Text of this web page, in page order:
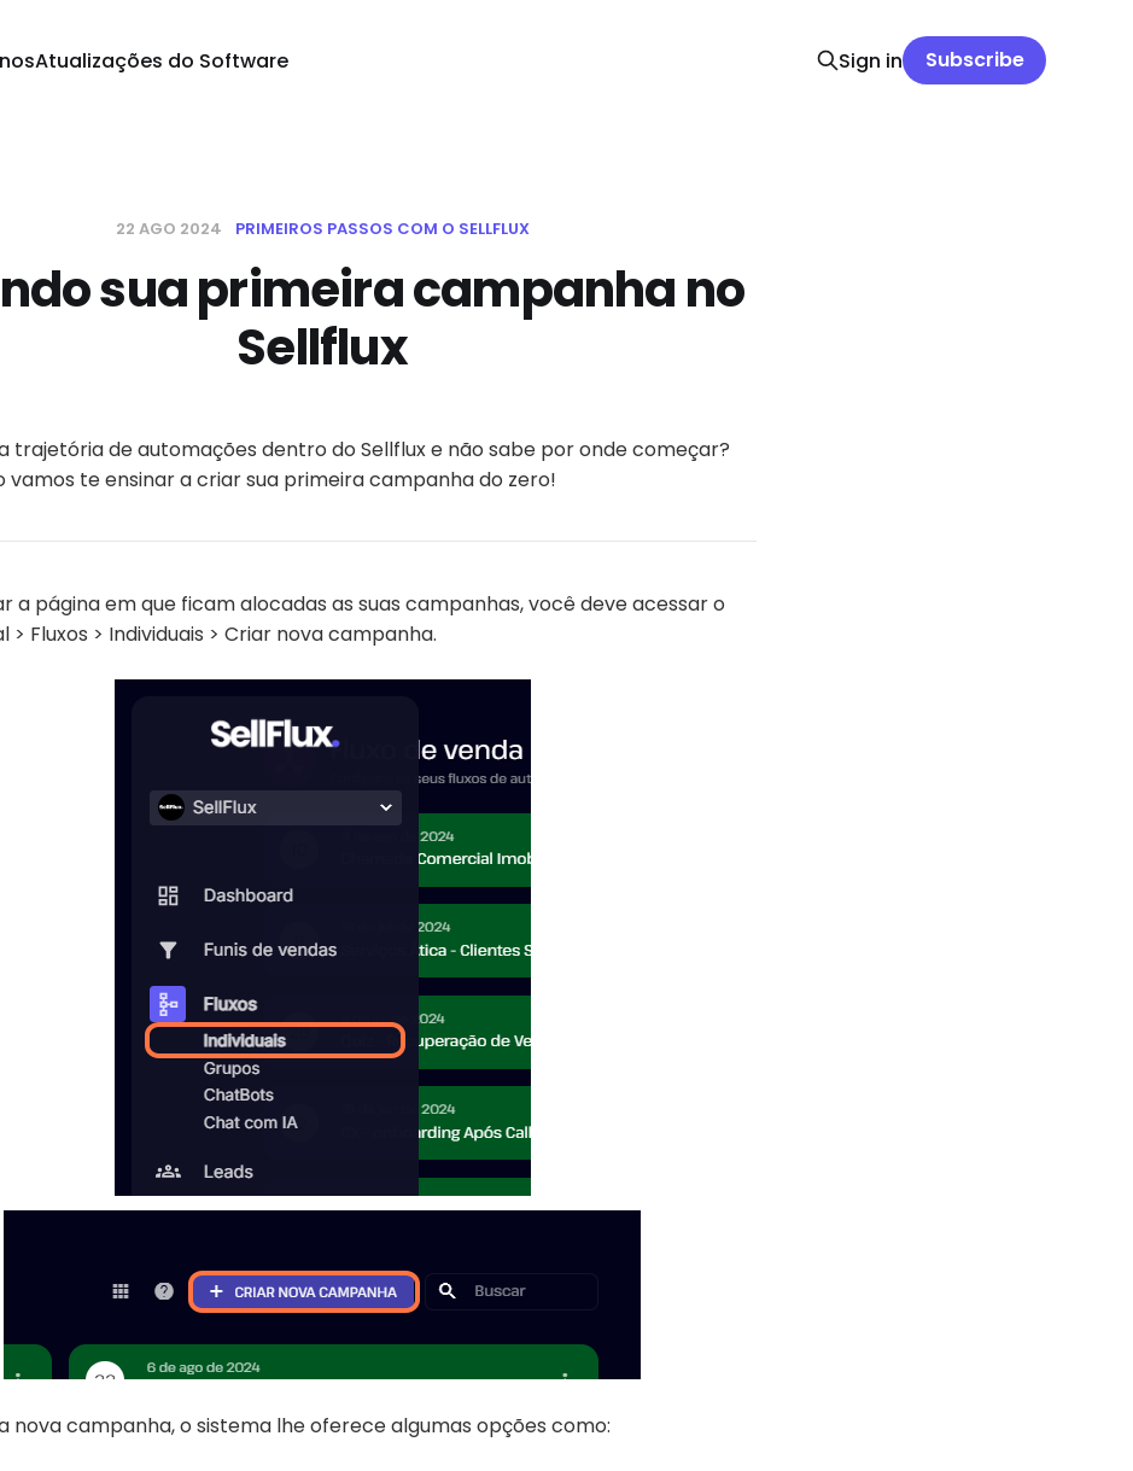
Atualizações do Software Sign in Subscribe
22 AGO 2024 PRIMEIROS PASSOS COM O SELLFLUX
sua primeira campanha no
Sellflux
trajetória de automações dentro do Sellflux e não sabe por onde começar?
vamos te ensinar a criar sua primeira campanha do zero!
a página em que ficam alocadas as suas campanhas, você deve acessar o
> Fluxos > Individuais > Criar nova campanha.
nova campanha, o sistema lhe oferece algumas opções como: